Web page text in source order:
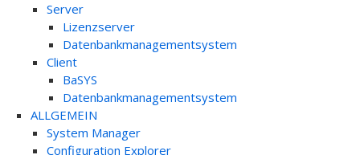
Server
Lizenzserver
Datenbankmanagementsystem
Client
BaSYS
Datenbankmanagementsystem
ALLGEMEIN
System Manager
Configuration Explorer